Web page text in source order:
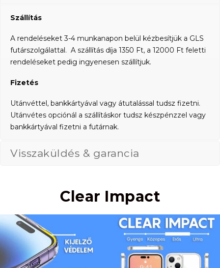
Szállítás
A rendeléseket 3-4 munkanapon belül kézbesítjük a GLS
futárszolgálattal. A szállítás díja 1350 Ft, a 12000 Ft feletti
rendeléseket pedig ingyenesen szállítjuk.
Fizetés
Utánvéttel, bankkártyával vagy átutalással tudsz fizetni.
Utánvétes opciónál a szállításkor tudsz készpénzzel vagy
bankkártyával fizetni a futárnak.
Visszaküldés & garancia
Clear Impact